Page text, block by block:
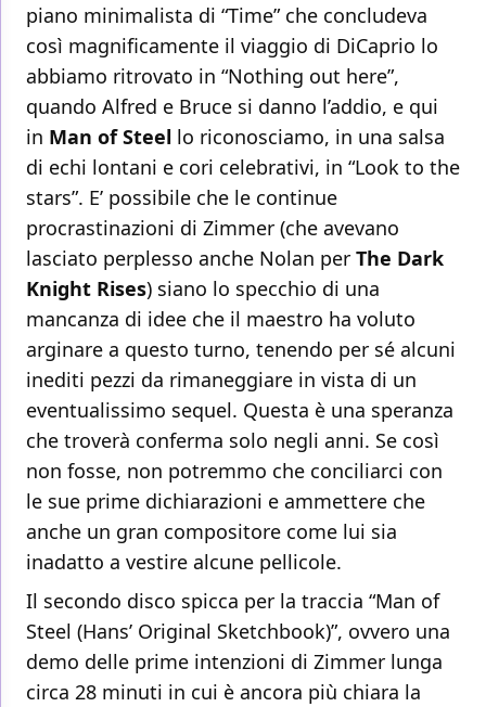
piano minimalista di “Time” che concludeva
così magnificamente il viaggio di DiCaprio lo
abbiamo ritrovato in “Nothing out here”,
quando Alfred e Bruce si danno l’addio, e qui
in Man of Steel lo riconosciamo, in una salsa
di echi lontani e cori celebrativi, in “Look to the
stars”. E’ possibile che le continue
procrastinazioni di Zimmer (che avevano
lasciato perplesso anche Nolan per The Dark
Knight Rises) siano lo specchio di una
mancanza di idee che il maestro ha voluto
arginare a questo turno, tenendo per sé alcuni
inediti pezzi da rimaneggiare in vista di un
eventualissimo sequel. Questa è una speranza
che troverà conferma solo negli anni. Se così
non fosse, non potremmo che conciliarci con
le sue prime dichiarazioni e ammettere che
anche un gran compositore come lui sia
inadatto a vestire alcune pellicole.
Il secondo disco spicca per la traccia “Man of
Steel (Hans’ Original Sketchbook)”, ovvero una
demo delle prime intenzioni di Zimmer lunga
circa 28 minuti in cui è ancora più chiara la